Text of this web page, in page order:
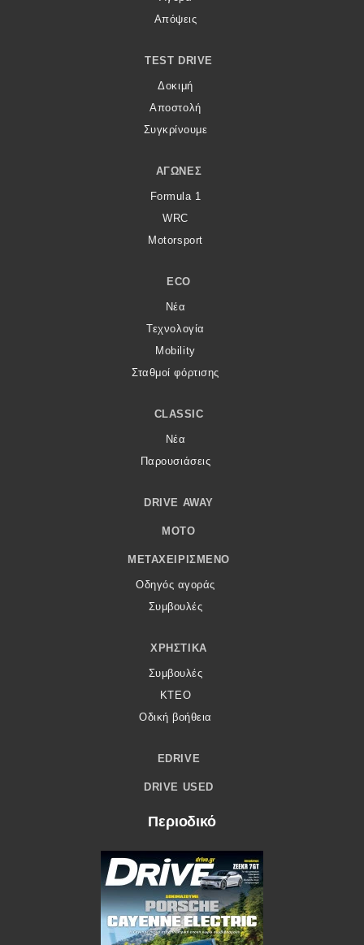
Απόψεις
TEST DRIVE
Δοκιμή
Αποστολή
Συγκρίνουμε
ΑΓΏΝΕΣ
Formula 1
WRC
Motorsport
ECO
Νέα
Τεχνολογία
Mobility
Σταθμοί φόρτισης
CLASSIC
Νέα
Παρουσιάσεις
DRIVE AWAY
MOTO
ΜΕΤΑΧΕΙΡΙΣΜΈΝΟ
Οδηγός αγοράς
Συμβουλές
ΧΡΗΣΤΙΚΆ
Συμβουλές
ΚΤΕΟ
Οδική βοήθεια
EDRIVE
DRIVE USED
Περιοδικό